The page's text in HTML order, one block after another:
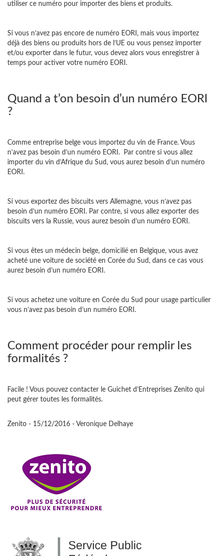
utiliser ce numéro pour importer des biens et produits.
Si vous n’avez pas encore de numéro EORI, mais vous importez
déjà des biens ou produits hors de l’UE ou vous pensez importer
et/ou exporter dans le futur, vous devez alors vous enregistrer à
temps pour activer votre numéro EORI.
Quand a t’on besoin d’un numéro EORI
?
Comme entreprise belge vous importez du vin de France. Vous
n’avez pas besoin d’un numéro EORI. Par contre si vous allez
importer du vin d’Afrique du Sud, vous aurez besoin d’un numéro
EORI.
Si vous exportez des biscuits vers Allemagne, vous n’avez pas
besoin d’un numéro EORI. Par contre, si vous allez exporter des
biscuits vers la Russie, vous aurez besoin d’un numéro EORI.
Si vous êtes un médecin belge, domicilié en Belgique, vous avez
acheté une voiture de société en Corée du Sud, dans ce cas vous
aurez besoin d’un numéro EORI.
Si vous achetez une voiture en Corée du Sud pour usage particulier
vous n’avez pas besoin d’un numéro EORI.
Comment procéder pour remplir les
formalités ?
Facile ! Vous pouvez contacter le Guichet d’Entreprises Zenito qui
peut gérer toutes les formalités.
Zenito - 15/12/2016 - Veronique Delhaye